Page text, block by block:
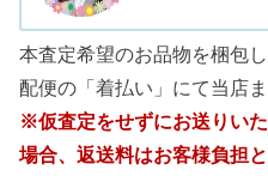
本査定希望のお品物を梱包
配便の「着払い」にて当店
※仮査定をせずにお送りい
場合、返送料はお客様負担と